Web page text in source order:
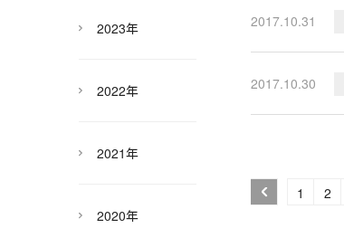
2023年
2022年
2021年
2020年
2017.10.31
2017.10.30
1 2